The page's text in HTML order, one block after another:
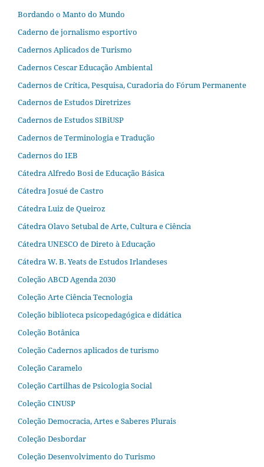
Bordando o Manto do Mundo
Caderno de jornalismo esportivo
Cadernos Aplicados de Turismo
Cadernos Cescar Educação Ambiental
Cadernos de Crítica, Pesquisa, Curadoria do Fórum Permanente
Cadernos de Estudos Diretrizes
Cadernos de Estudos SIBiUSP
Cadernos de Terminologia e Tradução
Cadernos do IEB
Cátedra Alfredo Bosi de Educação Básica
Cátedra Josué de Castro
Cátedra Luiz de Queiroz
Cátedra Olavo Setubal de Arte, Cultura e Ciência
Cátedra UNESCO de Direto à Educação
Cátedra W. B. Yeats de Estudos Irlandeses
Coleção ABCD Agenda 2030
Coleção Arte Ciência Tecnologia
Coleção biblioteca psicopedagógica e didática
Coleção Botânica
Coleção Cadernos aplicados de turismo
Coleção Caramelo
Coleção Cartilhas de Psicologia Social
Coleção CINUSP
Coleção Democracia, Artes e Saberes Plurais
Coleção Desbordar
Coleção Desenvolvimento do Turismo